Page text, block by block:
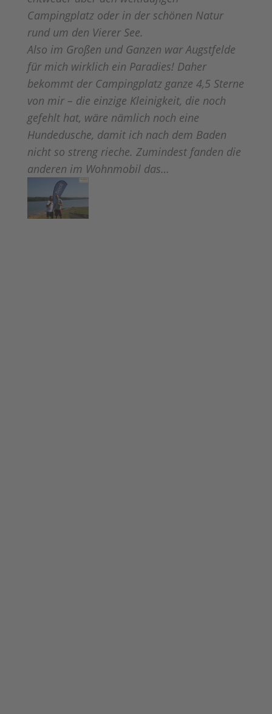
Campingplatz oder in der schönen Natur
rund um den Vierer See.
Also im Großen und Ganzen war Augstfelde
für mich wirklich ein Paradies! Daher
bekommt der Campingplatz ganze 4,5 Sterne
von mir – die einzige Kleinigkeit, die noch
gefehlt hat, wäre nämlich noch eine
Hundedusche, damit ich nach dem Baden
nicht so streng rieche. Zumindest fanden die
anderen im Wohnmobil das…